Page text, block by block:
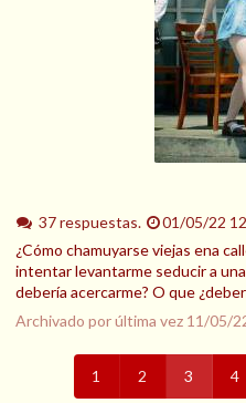
37 respuestas.
01/05/22
¿Cómo chamuyarse viejas ena
intentar levantarme seducir a
debería acercarme? O que
Archivado por última vez 11/05/
1 2 3 4